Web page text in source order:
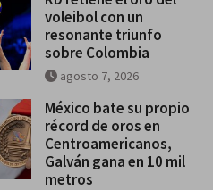
voleibol con un
resonante triunfo
sobre Colombia
agosto 7, 2026
México bate su propio
récord de oros en
Centroamericanos,
Galván gana en 10 mil
metros